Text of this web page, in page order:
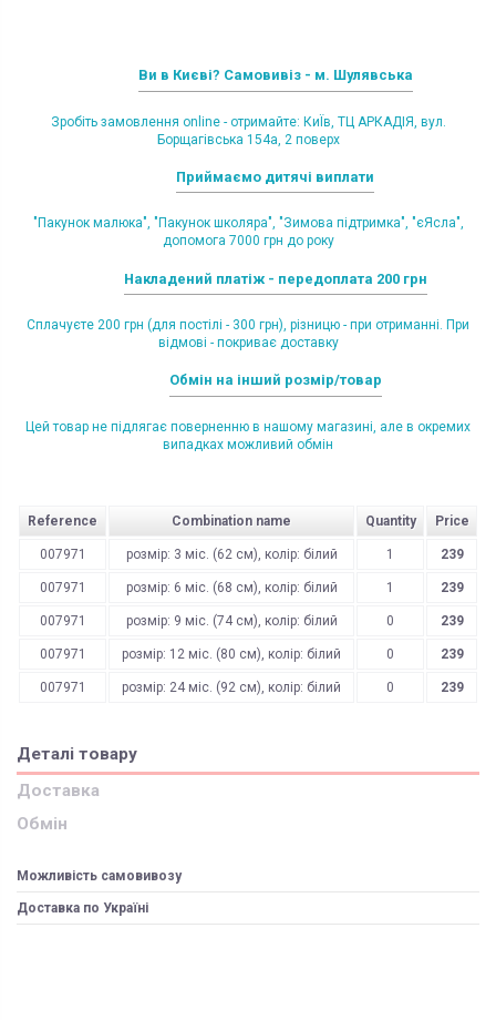
Ви в Києві? Самовивіз - м. Шулявська
Зробіть замовлення online - отримайте: КиЇв, ТЦ АРКАДІЯ, вул.
Борщагівська 154а, 2 поверх
Приймаємо дитячі виплати
"Пакунок малюка", "Пакунок школяра", "Зимова підтримка", "єЯсла",
допомога 7000 грн до року
Накладений платіж - передоплата 200 грн
Сплачуєте 200 грн (для постілі - 300 грн), різницю - при отриманні. При
відмові - покриває доставку
Обмін на інший розмір/товар
Цей товар не підлягає поверненню в нашому магазині, але в окремих
випадках можливий обмін
Reference Combination name Quantity Price
007971 розмір: 3 міс. (62 см), колір: білий 1 239
007971 розмір: 6 міс. (68 см), колір: білий 1 239
007971 розмір: 9 міс. (74 см), колір: білий 0 239
007971 розмір: 12 міс. (80 см), колір: білий 0 239
007971 розмір: 24 міс. (92 см), колір: білий 0 239
Деталі товару
Доставка
Обмін
Можливість самовивозу
Доставка по Україні